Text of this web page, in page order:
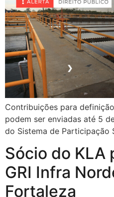
Contribuições para
podem ser enviadas até 5
do Sistema de Participação
Sócio do KLA
GRI Infra
Fortaleza